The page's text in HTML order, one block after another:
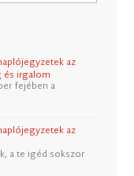
az
és irgalom
fejében a
az
a te igéd sokszor